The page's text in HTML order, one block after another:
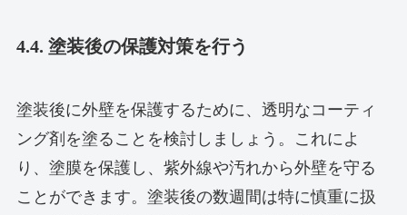
4.4. 塗装後の保護対策を行う
塗装後に外壁を保護するために、透明なコーティ
ング剤を塗ることを検討しましょう。これによ
り、塗膜を保護し、紫外線や汚れから外壁を守る
ことができます。塗装後の数週間は特に慎重に扱